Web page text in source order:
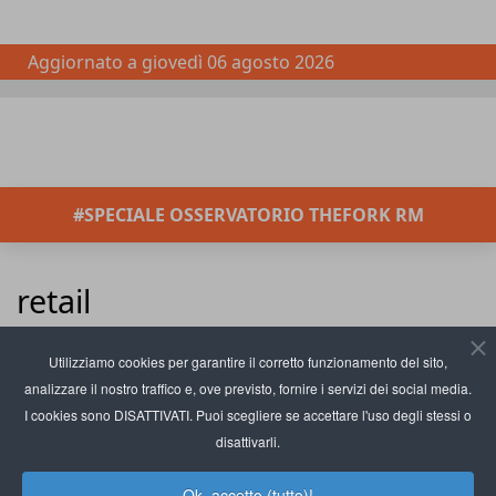
Utilizziamo cookies per garantire il corretto funzionamento del sito,
analizzare il nostro traffico e, ove previsto, fornire i servizi dei social media.
I cookies sono DISATTIVATI. Puoi scegliere se accettare l'uso degli stessi o
disattivarli.
Aggiornato a giovedì 06 agosto 2026
#SPECIALE OSSERVATORIO THEFORK RM
retail
Filtro
Pulisci
Visualizza #
L'Aeroporto di Torino
rinnova l'offerta food retail
con Eataly